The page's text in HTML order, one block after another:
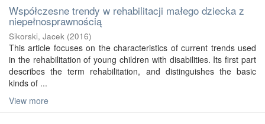
Współczesne trendy w rehabilitacji małego dziecka z
niepełnosprawnością
Sikorski, Jacek (2016)
This article focuses on the characteristics of current trends used
in the rehabilitation of young children with disabilities. Its first part
describes the term rehabilitation, and distinguishes the basic
kinds of ...
View more